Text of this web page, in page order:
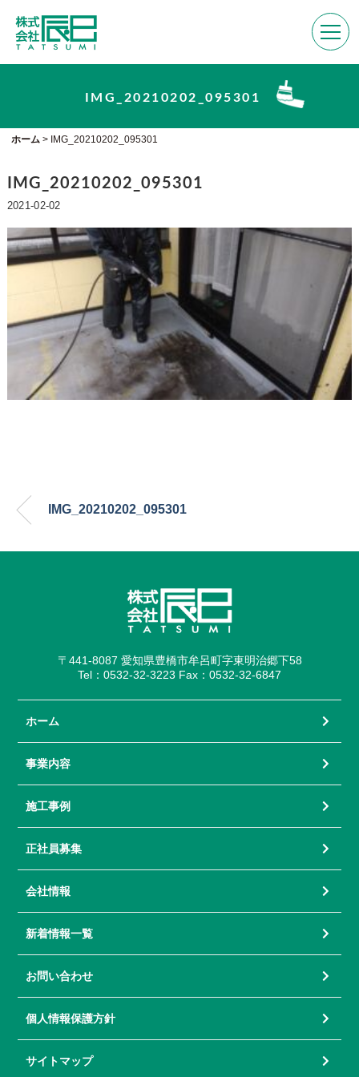
IMG_20210202_095301
ホーム> IMG_20210202_095301
IMG_20210202_095301
2021-02-02
IMG_20210202_095301
〒441-8087 愛知県豊橋市牟呂町字東明治郷下58
Tel：0532-32-3223 Fax：0532-32-6847
ホーム
事業内容
施工事例
正社員募集
会社情報
新着情報一覧
お問い合わせ
個人情報保護方針
サイトマップ